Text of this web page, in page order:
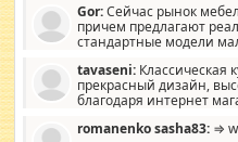
Gor:Сейчас рынок
причем предлагают
стандартные модели
стандартные формы, в
со вкусом все в порядке, без
мебель, а это не последний
tavaseni: Классическая
прекрасный дизайн,
благодаря интернет
romanenko sasha83: ⇒